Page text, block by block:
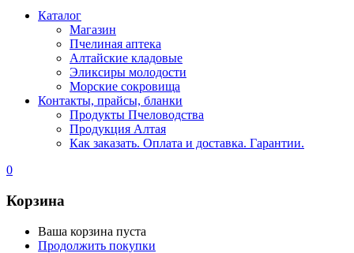
Каталог
Магазин
Пчелиная аптека
Алтайские кладовые
Эликсиры молодости
Морские сокровища
Контакты, прайсы, бланки
Продукты Пчеловодства
Продукция Алтая
Как заказать. Оплата и доставка. Гарантии.
0
Корзина
Ваша корзина пуста
Продолжить покупки